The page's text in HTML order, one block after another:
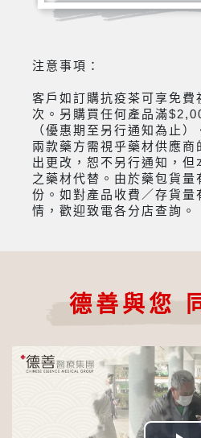
注意事項：
客戶如訂購抗疫茶可享免費
次。另購買任何產品滿
（優惠期至另行通知為止）
兩款藥方需視乎藥材供應商
出更改，恕不另行通知，但
之藥材代替。由於藥包貨量
份。如對產品收費／存貨量
情，歡迎致電各分店查詢。
德善與您